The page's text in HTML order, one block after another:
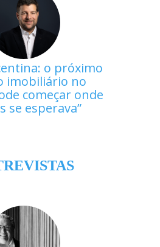
o próximo
imobiliário no
começar onde
se esperava